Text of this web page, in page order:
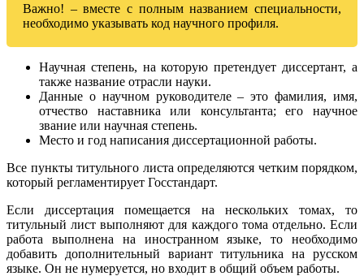
Важно! – вместе с полным названием специальности,
необходимо указывать код научного профиля.
Научная степень, на которую претендует диссертант, а
также название отрасли науки.
Данные о научном руководителе – это фамилия, имя,
отчество наставника или консультанта; его научное
звание или научная степень.
Место и год написания диссертационной работы.
Все пункты титульного листа определяются четким порядком,
который регламентирует Госстандарт.
Если диссертация помещается на нескольких томах, то
титульный лист выполняют для каждого тома отдельно. Если
работа выполнена на иностранном языке, то необходимо
добавить дополнительный вариант титульника на русском
языке. Он не нумеруется, но входит в общий объем работы.